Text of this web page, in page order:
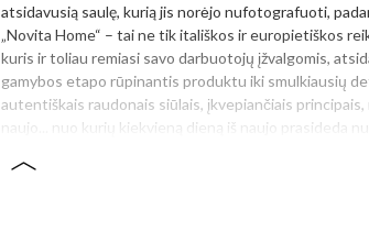
atsidavusią saulę, kurią jis norėjo nufotografuoti,
„Novita Home“ – tai ne tik itališkos ir europietiškos
kuris ir toliau remiasi savo darbuotojų įžvalgomis,
gamybos etapo rūpinantis produktu iki smulkiausių
autentiškais raudonais siūlais, įkvepiančiais
naujo... nuo kurių kiekvieną dieną iš naujo prasideda